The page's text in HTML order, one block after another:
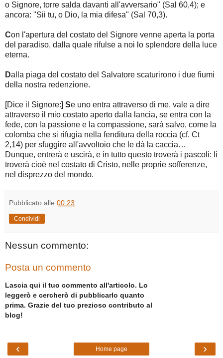
o Signore, torre salda davanti all'avversario" (Sal 60,4); e
ancora: "Sii tu, o Dio, la mia difesa" (Sal 70,3).
Con l'apertura del costato del Signore venne aperta la porta
del paradiso, dalla quale rifulse a noi lo splendore della luce
eterna.
Dalla piaga del costato del Salvatore scaturirono i due fiumi
della nostra redenzione.
[Dice il Signore:] Se uno entra attraverso di me, vale a dire
attraverso il mio costato aperto dalla lancia, se entra con la
fede, con la passione e la compassione, sarà salvo, come la
colomba che si rifugia nella fenditura della roccia (cf. Ct
2,14) per sfuggire all'avvoltoio che le dà la caccia…
Dunque, entrerà e uscirà, e in tutto questo troverà i pascoli: li
troverà cioè nel costato di Cristo, nelle proprie sofferenze,
nel disprezzo del mondo.
Pubblicato alle 00:23
Condividi
Nessun commento:
Posta un commento
Lascia qui il tuo commento all'articolo. Lo
leggerò e cercherò di pubblicarlo quanto
prima. Grazie del tuo prezioso contributo al
blog!
‹ ›
Home page